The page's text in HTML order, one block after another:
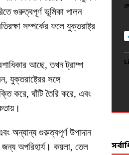
গুরুত্বপূর্ণ ভূমিকা পালন
সম্পর্কের ফলে যুক্তরাষ্ট্র
আছে, তখন ট্রাম্প
যুক্তরাষ্ট্রের সঙ্গে
করে, ঘাঁটি তৈরি করে, এবং
অন্যান্য গুরুত্বপূর্ণ উপাদান
জন্য অপরিহার্য। কয়লা, তেল